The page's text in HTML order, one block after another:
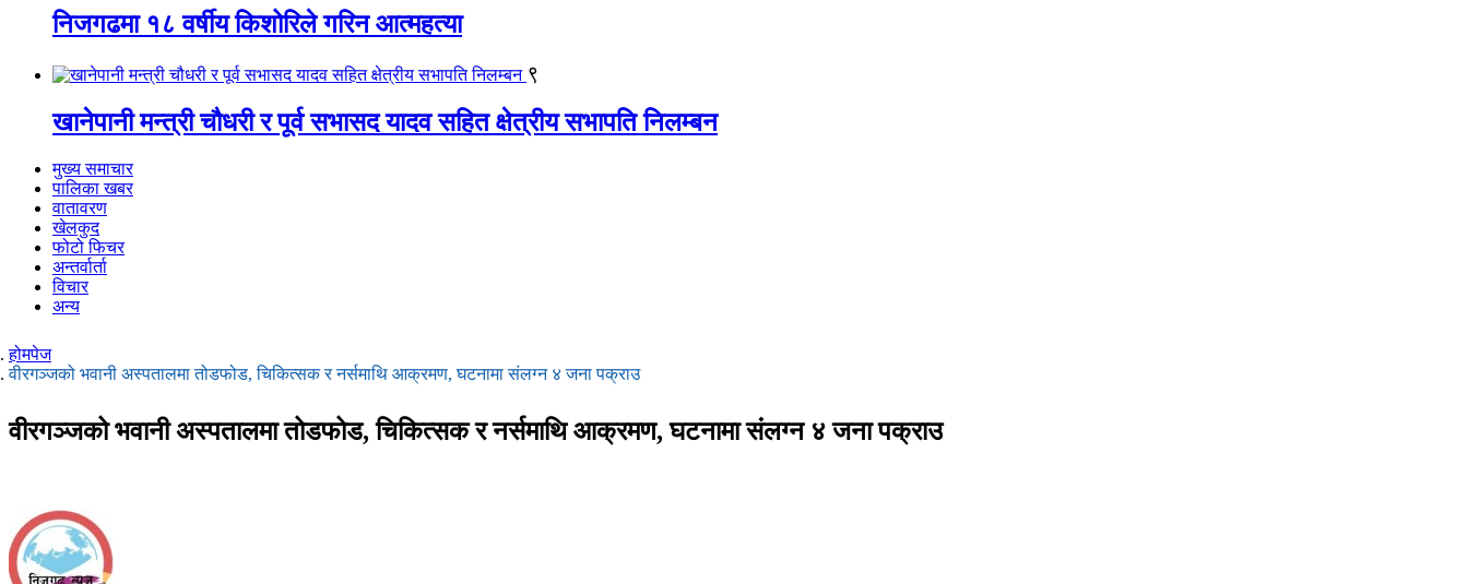
निजगढमा १८ वर्षीय किशोरिले गरिन आत्महत्या
९
खानेपानी मन्त्री चौधरी र पूर्व सभासद यादव सहित क्षेत्रीय सभापति निलम्बन
मुख्य समाचार
पालिका खबर
वातावरण
खेलकुद
फोटो फिचर
अन्तर्वार्ता
विचार
अन्य
होमपेज
वीरगञ्जको भवानी अस्पतालमा तोडफोड, चिकित्सक र नर्समाथि आक्रमण, घटनामा संलग्न ४ जना पक्राउ
वीरगञ्जको भवानी अस्पतालमा तोडफोड, चिकित्सक र नर्समाथि आक्रमण, घटनामा संलग्न ४ जना पक्राउ